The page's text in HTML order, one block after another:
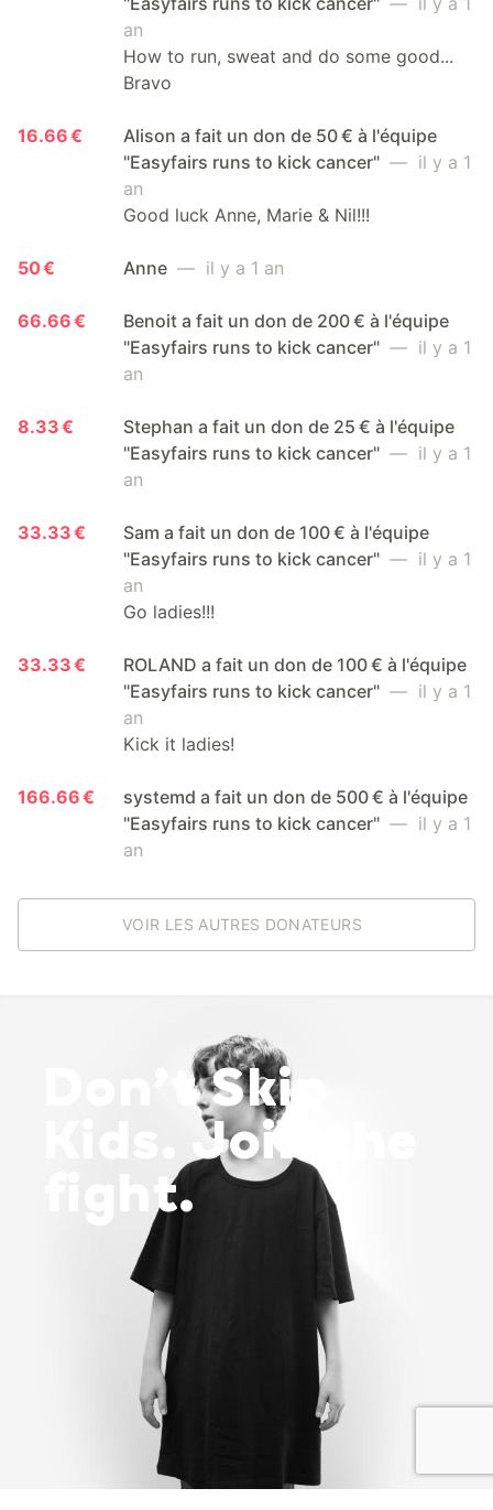
an
How to run, sweat and do some good...
Bravo
16.66 €
Alison a fait un don de 50 € à l'équipe
"Easyfairs runs to kick cancer" — il y a 1
an
Good luck Anne, Marie & Nil!!!
50 € Anne — il y a 1 an
66.66 €
Benoit a fait un don de 200 € à l'équipe
"Easyfairs runs to kick cancer" — il y a 1
an
8.33 €
Stephan a fait un don de 25 € à l'équipe
"Easyfairs runs to kick cancer" — il y a 1
an
33.33 €
Sam a fait un don de 100 € à l'équipe
"Easyfairs runs to kick cancer" — il y a 1
an
Go ladies!!!
33.33 €
ROLAND a fait un don de 100 € à l'équipe
"Easyfairs runs to kick cancer" — il y a 1
an
Kick it ladies!
166.66 €
systemd a fait un don de 500 € à l'équipe
"Easyfairs runs to kick cancer" — il y a 1
an
VOIR LES AUTRES DONATEURS
Don’t Skip
Kids. Join the
fight.